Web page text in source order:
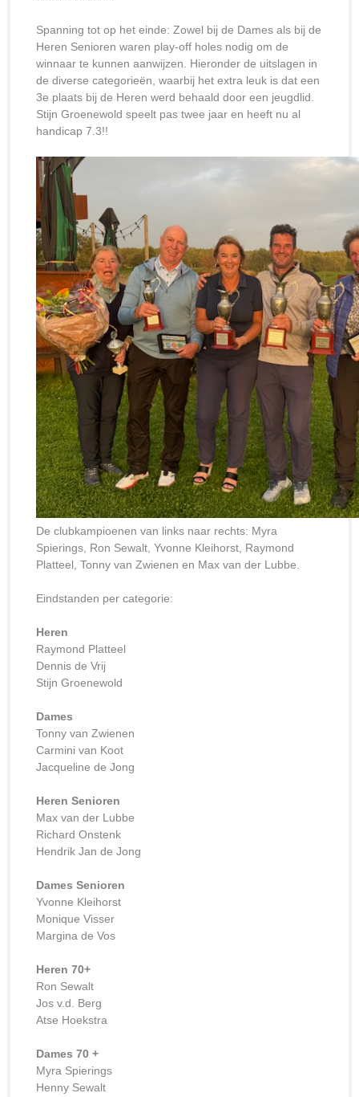
Spanning tot op het einde: Zowel bij de Dames als bij de
Heren Senioren waren play-off holes nodig om de
winnaar te kunnen aanwijzen. Hieronder de uitslagen in
de diverse categorieën, waarbij het extra leuk is dat een
3e plaats bij de Heren werd behaald door een jeugdlid.
Stijn Groenewold speelt pas twee jaar en heeft nu al
handicap 7.3!!
De clubkampioenen van links naar rechts: Myra
Spierings, Ron Sewalt, Yvonne Kleihorst, Raymond
Platteel, Tonny van Zwienen en Max van der Lubbe.
Eindstanden per categorie:
Heren
Raymond Platteel
Dennis de Vrij
Stijn Groenewold
Dames
Tonny van Zwienen
Carmini van Koot
Jacqueline de Jong
Heren Senioren
Max van der Lubbe
Richard Onstenk
Hendrik Jan de Jong
Dames Senioren
Yvonne Kleihorst
Monique Visser
Margina de Vos
Heren 70+
Ron Sewalt
Jos v.d. Berg
Atse Hoekstra
Dames 70 +
Myra Spierings
Henny Sewalt